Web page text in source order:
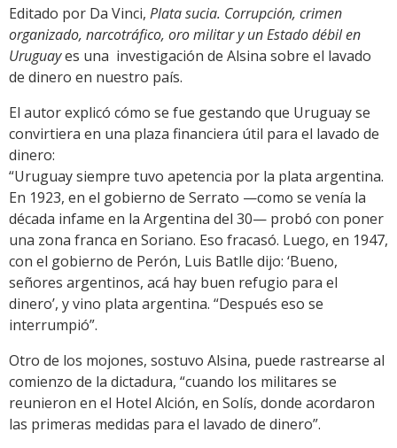
Link
Editado por Da Vinci, Plata sucia. Corrupción, crimen
organizado, narcotráfico, oro militar y un Estado débil en
Uruguayes una investigación de Alsina sobre el lavado
de dinero en nuestro país.
El autor explicó cómo se fue gestando que Uruguay se
convirtiera en una plaza financiera útil para el lavado de
dinero:
“Uruguay siempre tuvo apetencia por la plata argentina.
En 1923, en el gobierno de Serrato —como se venía la
década infame en la Argentina del 30— probó con poner
una zona franca en Soriano. Eso fracasó. Luego, en 1947,
con el gobierno de Perón, Luis Batlle dijo: ‘Bueno,
señores argentinos, acá hay buen refugio para el
dinero’, y vino plata argentina. “Después eso se
interrumpió”.
Otro de los mojones, sostuvo Alsina, puede rastrearse al
comienzo de la dictadura, “cuando los militares se
reunieron en el Hotel Alción, en Solís, donde acordaron
las primeras medidas para el lavado de dinero”.